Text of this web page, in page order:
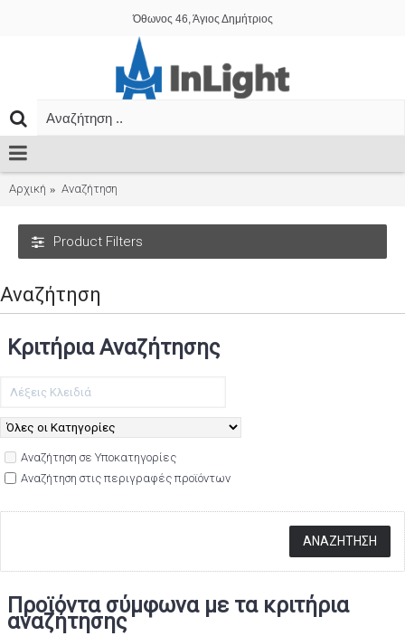
Όθωνος 46, Άγιος Δημήτριος
Αρχική Αναζήτηση
Product Filters
Αναζήτηση
Κριτήρια Αναζήτησης
Αναζήτηση σε Υποκατηγορίες
Αναζήτηση στις περιγραφές προϊόντων
Προϊόντα σύμφωνα με τα κριτήρια
αναζήτησης